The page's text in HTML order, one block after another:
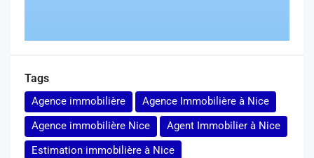
Tags
Agence immobilière
Agence Immobilière à Nice
Agence immobilière Nice
Agent Immobilier à Nice
Estimation immobilière à Nice